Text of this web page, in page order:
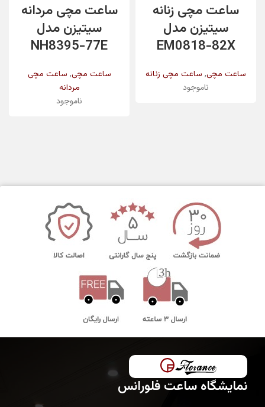
ساعت مچی زنانه
سیتیزن مدل
EM0818-82X
ساعت مچی, ساعت مچی زنانه
ناموجود
ساعت مچی مردانه
سیتیزن مدل
NH8395-77E
ساعت مچی, ساعت مچی
مردانه
ناموجود
نمایشگاه ساعت فلورانس